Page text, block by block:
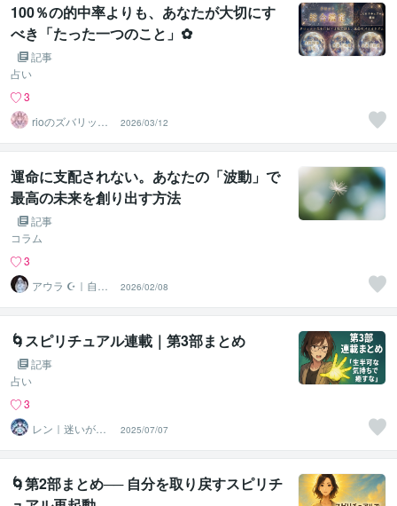
100％の的中率よりも、あなたが大切にす
べき「たった一つのこと」✿
記事
占い
3
rioのズバリッ宇
宙の灯台光の地
図
2026/03/12
運命に支配されない。あなたの「波動」で
最高の未来を創り出す方法
記事
コラム
3
アウラ ☪｜自分
軸を調律するセ
ラピスト
2026/02/08
🌀スピリチュアル連載｜第3部まとめ
記事
占い
3
レン｜迷いが自
信に変わる魂の
守護霊鑑定
2025/07/07
🌀第2部まとめ── 自分を取り戻すスピリチ